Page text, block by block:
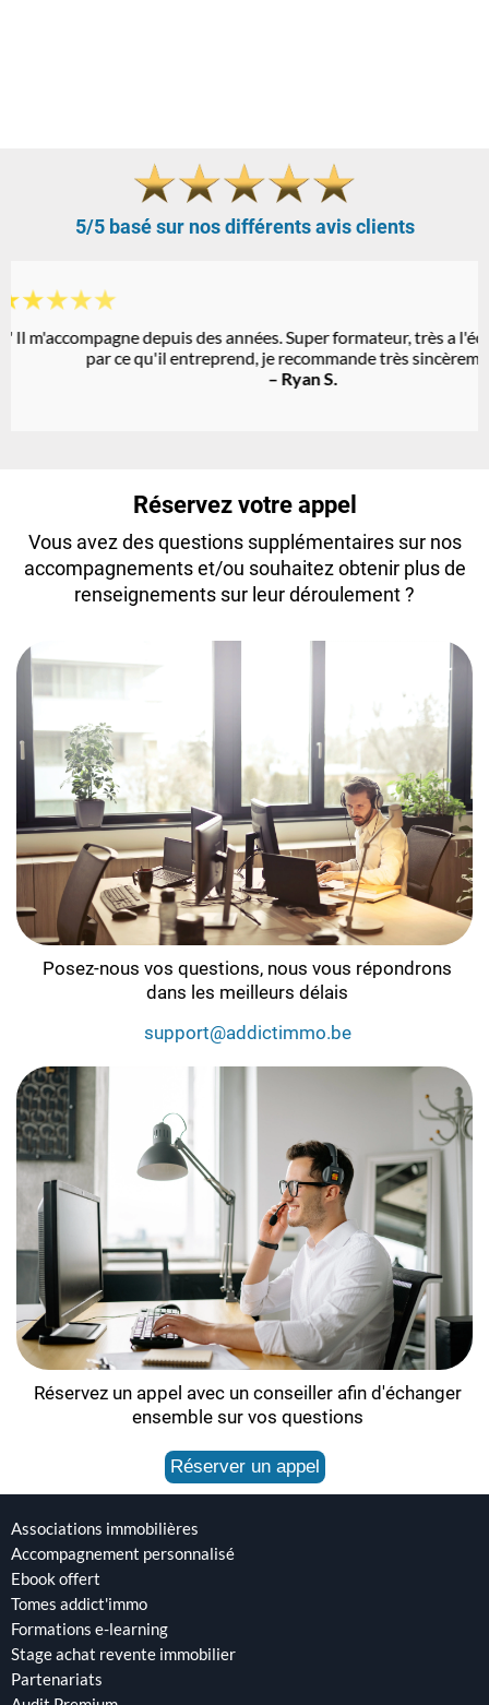
5/5 basé sur nos différents avis clients
★★★★
" Il m'accompagne depuis des années. Super formateur, très a
par ce qu'il entreprend, je recommande très
– Ryan S.
Réservez votre appel
Vous avez des questions supplémentaires sur nos
accompagnements et/ou souhaitez obtenir plus de
renseignements sur leur déroulement ?
Posez-nous vos questions, nous vous répondrons
dans les meilleurs délais
support@addictimmo.be
Réservez un appel avec un conseiller afin d'échanger
ensemble sur vos questions
Réserver un appel
Associations immobilières
Accompagnement personnalisé
Ebook offert
Tomes addict'immo
Formations e-learning
Stage achat revente immobilier
Partenariats